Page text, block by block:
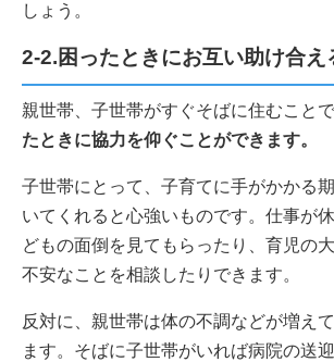
しょう。
2-2.困ったときにお互い助け合え
親世帯、子世帯がすぐそばに住むことで
たときに協力を仰ぐことができます。
子世帯にとって、子育てに手がかかる
いてくれると心強いものです。仕事が
どもの面倒を見てもらったり、育児の
不安なことを相談したりできます。
反対に、親世帯は体の不調などが増え
ます。そばに子世帯がいれば病院の送